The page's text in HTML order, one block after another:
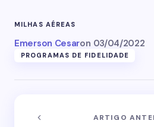
MILHAS AÉREAS
Emerson Cesaron 03/04/2022
PROGRAMAS DE FIDELIDADE
ARTIGO